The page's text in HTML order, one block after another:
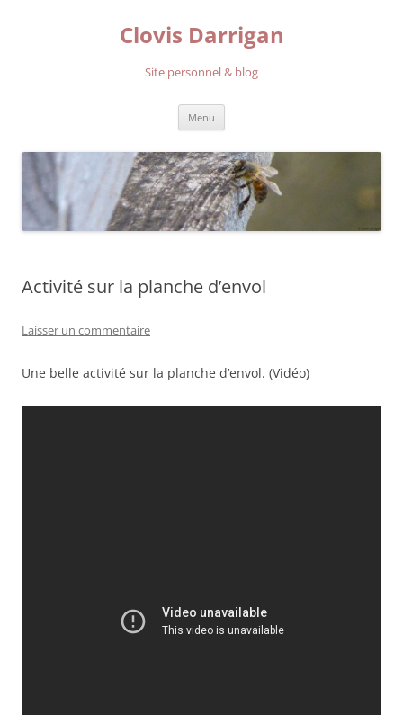
Clovis Darrigan
Site personnel & blog
Menu
Activité sur la planche d’envol
Laisser un commentaire
Une belle activité sur la planche d’envol. (Vidéo)